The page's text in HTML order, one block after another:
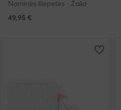
Naminės šlepetės · Žalia
49,95 €